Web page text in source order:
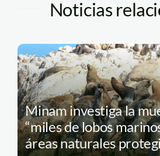
Noticias
Minam investiga la
“miles de lobos
áreas naturales